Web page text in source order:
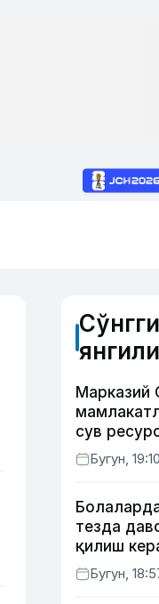
Сўнгги
Марказий
сув
ишлаб
Бугун, 19:10
тезда
қилиш
Бугун,